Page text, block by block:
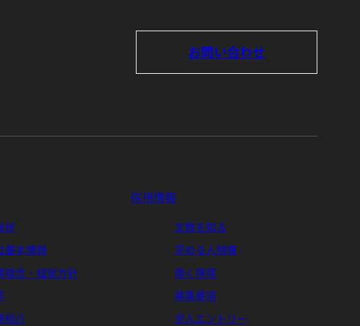
お問い合わせ
拶
基本情報
理念・経営方針
紹介
採用情報
文教を知る
求める人物像
働く環境
募集要項
求人エントリー